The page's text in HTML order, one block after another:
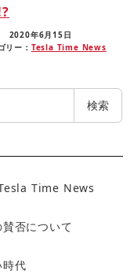
2020年6月15日
リー： Tesla Time News
検索
Time News
否について
時代